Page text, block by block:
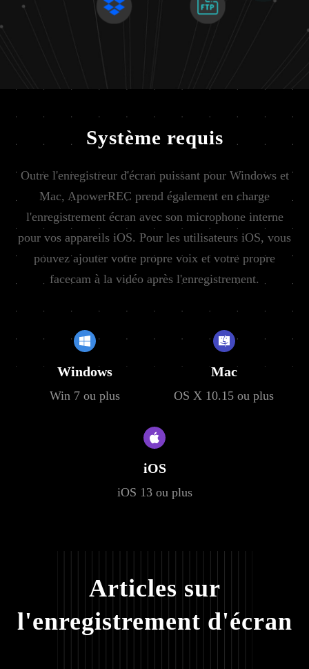
Système requis
Outre l'enregistreur d'écran puissant pour Windows et
Mac, ApowerREC prend également en charge
l'enregistrement écran avec son microphone interne
pour vos appareils iOS. Pour les utilisateurs iOS, vous
pouvez ajouter votre propre voix et votre propre
facecam à la vidéo après l'enregistrement.
Windows
Win 7 ou plus
Mac
OS X 10.15 ou plus
iOS
iOS 13 ou plus
Articles sur
l'enregistrement d'écran